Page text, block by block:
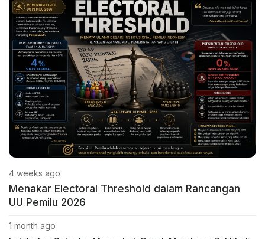
4 weeks ago
Menakar Electoral Threshold dalam Rancangan
UU Pemilu 2026
1 month ago